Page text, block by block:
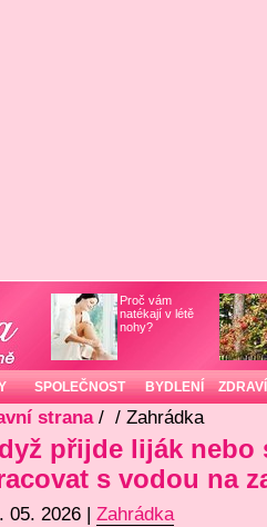
Proč vám
natékají v létě
nohy?
SPOLEČNOST BYDLENÍ ZDRAVÍ
strana/ / Zahrádka
přijde liják nebo
s vodou na
05. 2026 | Zahrádka